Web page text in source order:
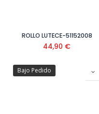
ROLLO LUTECE-51152008
44,90 €
Bajo Pedido